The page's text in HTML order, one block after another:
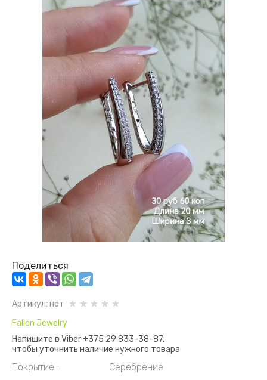
Поделиться
Артикул: нет
Fallon Jewelry
Напишите в Viber +375 29 833-38-87,
чтобы уточнить наличие нужного товара
Покрытие
Серебрение